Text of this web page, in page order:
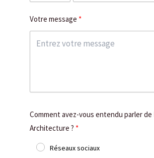
Votre message
Comment avez-vous entendu parler de
Architecture ?
Réseaux sociaux